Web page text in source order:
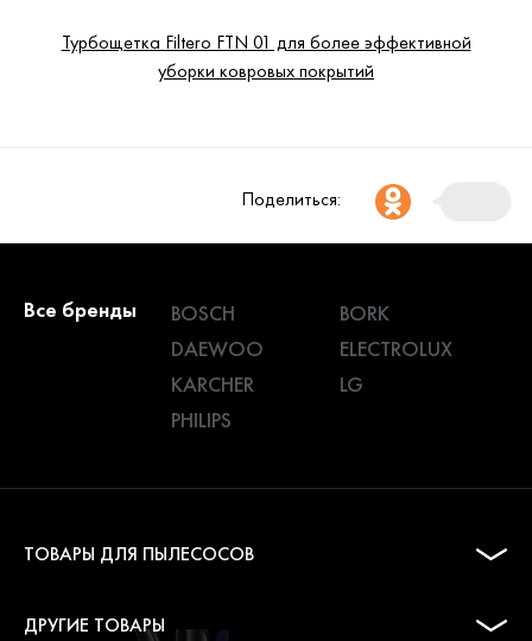
Турбощетка Filtero FTN 01 для более эффективной
уборки ковровых покрытий
Поделиться:
Все бренды BOSCH
BORK
DAEWOO
ELECTROLUX
KARCHER
LG
PHILIPS
ТОВАРЫ ДЛЯ ПЫЛЕСОСОВ
ДРУГИЕ ТОВАРЫ